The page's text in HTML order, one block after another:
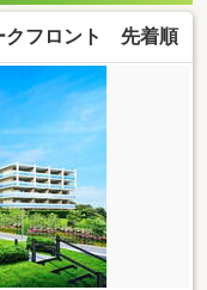
クフロント 先着順